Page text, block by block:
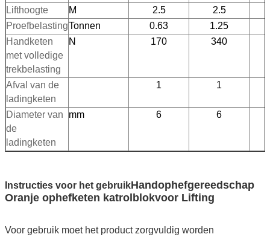
Lifthoogte
M 2.5
2.5
ProefbelastingTonnen 0.63
1.25
Handketen
met volledige
trekbelasting
N 170 340
Afval van de
ladingketen
1 1
Diameter van
de
ladingketen
mm 6 6
Instructies voor het gebruikHandophefgereedschap
Oranje ophefketen katrolblokvoor Lifting
Voor gebruik moet het product zorgvuldig worden